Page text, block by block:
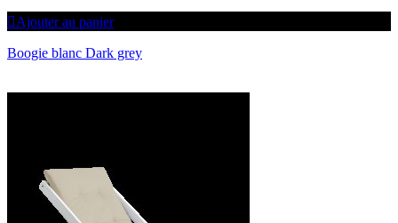
Ajouter au panier
Boogie blanc Dark grey